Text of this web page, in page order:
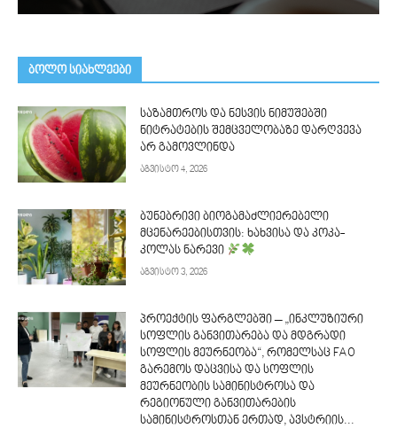
ᲑᲝᲚᲝ ᲡᲘᲐᲮᲚᲔᲔᲑᲘ
საზამთროს და ნესვის ნიმუშებში
ნიტრატების შემცველობაზე დარღვევა
არ გამოვლინდა
აგვისტო 4, 2026
ბუნებრივი ბიოგამაძლიერებელი
მცენარეებისთვის: ხახვისა და კოკა-
კოლას ნარევი
აგვისტო 3, 2026
პროექტის ფარგლებში – „ინკლუზიური
სოფლის განვითარება და მდგრადი
სოფლის მეურნეობა“, რომელსაც FAO
გარემოს დაცვისა და სოფლის
მეურნეობის სამინისტროსა და
რეგიონული განვითარების
სამინისტროსთან ერთად, ავსტრიის...